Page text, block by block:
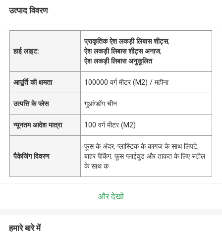
उत्पाद विवरण
हाई लाइट:
प्राकृतिक ऐश लकड़ी लिबास शीट्स,
ऐश लकड़ी लिबास शीट्स अनाज,
ऐश लकड़ी लिबास अनुकूलित
आपूर्ति की क्षमता 100000 वर्ग मीटर (M2) / महीना
उत्पत्ति के प्लेस गुआंग्डोंग चीन
न्यूनतम आदेश मात्रा 100 वर्ग मीटर (M2)
पैकेजिंग विवरण
फूस के अंदर: प्लास्टिक के कागज के साथ लिपटे;
बाहर पैकिंग: फूस प्लाईवुड और ताकत के लिए स्टील
के साथ क
और देखो
हमारे बारे में